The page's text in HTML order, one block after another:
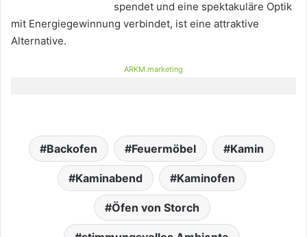
spendet und eine spektakuläre Optik
mit Energiegewinnung verbindet, ist eine attraktive
Alternative.
ARKM.marketing
Backofen Feuermöbel Kamin
Kaminabend Kaminofen
Öfen von Storch